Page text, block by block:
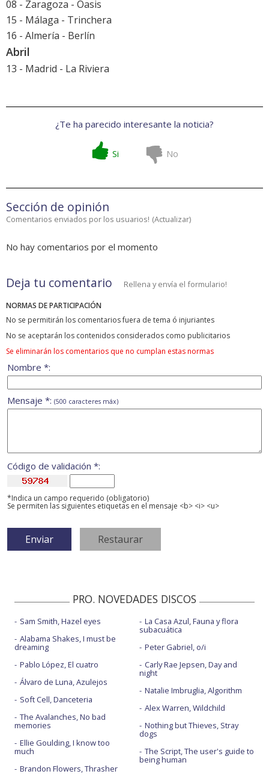
08 - Zaragoza - Oasis
15 - Málaga - Trinchera
16 - Almería - Berlín
Abril
13 - Madrid - La Riviera
¿Te ha parecido interesante la noticia?
Si No
Sección de opinión
Comentarios enviados por los usuarios! (Actualizar)
No hay comentarios por el momento
Deja tu comentario Rellena y envía el formulario!
NORMAS DE PARTICIPACIÓN
No se permitirán los comentarios fuera de tema ó injuriantes
No se aceptarán los contenidos considerados como publicitarios
Se eliminarán los comentarios que no cumplan estas normas
Nombre *:
Mensaje *: (500 caracteres máx)
Código de validación *:
*Indica un campo requerido (obligatorio)
Se permiten las siguientes etiquetas en el mensaje <b> <i> <u>
PRO. NOVEDADES DISCOS
Sam Smith, Hazel eyes
Alabama Shakes, I must be
dreaming
Pablo López, El cuatro
Álvaro de Luna, Azulejos
Soft Cell, Danceteria
The Avalanches, No bad
memories
Ellie Goulding, I know too
much
Brandon Flowers, Thrasher
La Casa Azul, Fauna y flora
subacuática
Peter Gabriel, o/i
Carly Rae Jepsen, Day and
night
Natalie Imbruglia, Algorithm
Alex Warren, Wildchild
Nothing but Thieves, Stray
dogs
The Script, The user's guide to
being human